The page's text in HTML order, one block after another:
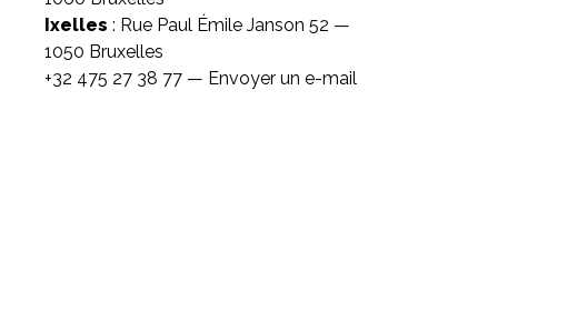
Ixelles : Rue Paul Émile Janson 52 —
1050 Bruxelles
+32 475 27 38 77 — Envoyer un e-mail